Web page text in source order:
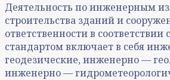
Деятельность по инженерным
строительства зданий и
ответственности в
стандартом включает в себя
геодезические, инженерно —
инженерно —